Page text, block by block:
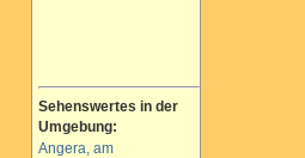
Sehenswertes in der
Umgebung:
Angera, am